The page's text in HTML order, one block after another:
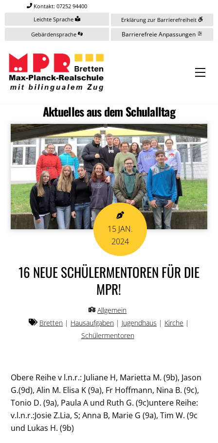
content
Kontakt: 07252 94400
Leichte Sprache
Gebärdensprache
Erklärung zur Barrierefreiheit
Barrierefreie Anpassungen
Aktuelles aus dem Schulalltag
15 JAN.
2024
16 NEUE SCHÜLERMENTOREN FÜR DIE
MPR!
Allgemein
Bretten| Hausaufgaben| Jugendhaus | Kirche |
Schülermentoren
Obere Reihe v l.n.r.: Juliane H, Marietta M. (9b), Jason
G.(9d), Alin M. Elisa K (9a), Fr Hoffmann, Nina B. (9c),
Tonio D. (9a), Paula A und Ruth G. (9c)untere Reihe:
v.l.n.r.:Josie Z.Lia, S; Anna B, Marie G (9a), Tim W. (9c
und Lukas H. (9b)